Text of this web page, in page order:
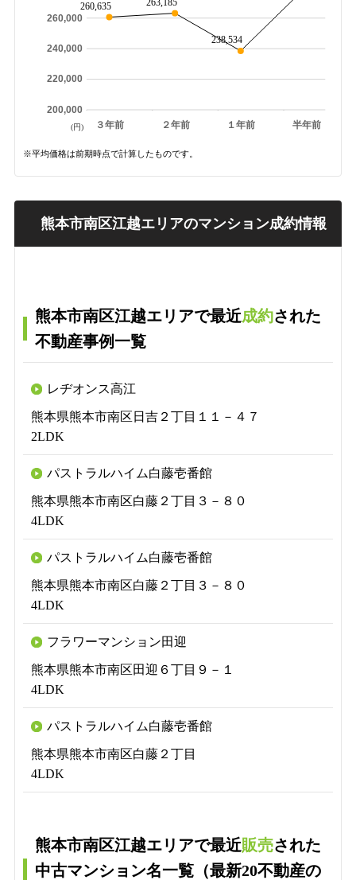
３年前 ２年前 １年前 半年前
200,000
220,000
240,000
260,000
260,635
238,534
(円)
※平均価格は前期時点で計算したものです。
熊本市南区江越エリアのマンション成約情報
熊本市南区江越エリアで最近成約された
不動産事例一覧
レヂオンス高江
熊本県熊本市南区日吉２丁目１１－４７
2LDK
パストラルハイム白藤壱番館
熊本県熊本市南区白藤２丁目３－８０
4LDK
パストラルハイム白藤壱番館
熊本県熊本市南区白藤２丁目３－８０
4LDK
フラワーマンション田迎
熊本県熊本市南区田迎６丁目９－１
4LDK
パストラルハイム白藤壱番館
熊本県熊本市南区白藤２丁目
4LDK
熊本市南区江越エリアで最近販売された
中古マンション名一覧（最新20不動産の